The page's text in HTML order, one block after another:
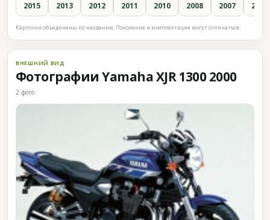
2015 2013 2012 2011 2010 2008 2007 2006
Карточки объединены по названию. Поколение и комплектация могут отличаться.
ВНЕШНИЙ ВИД
Фотографии Yamaha XJR 1300 2000
2 фото